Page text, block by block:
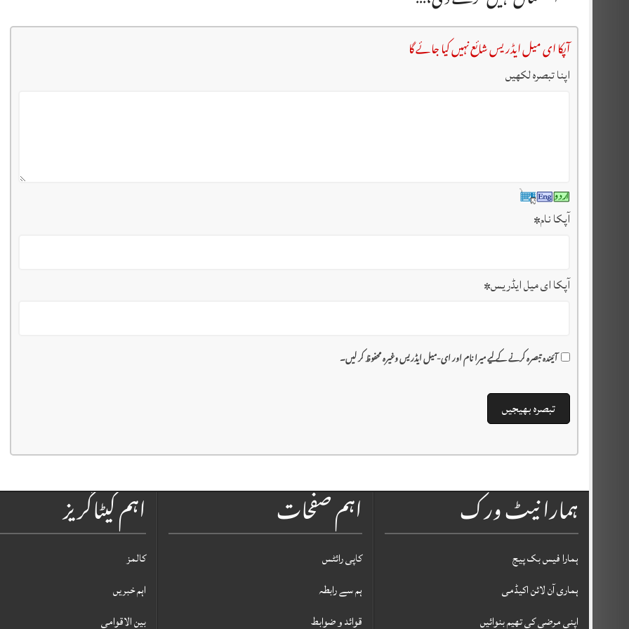
آپکا ای میل ایڈریس شائع نہیں کیا جائے گا
اپنا تبصرہ لکھیں
آپکا نام*
آپکا ای میل ایڈریس*
آئیندہ تبصرہ کرنے کے لیے میرا نام اور ای-میل ایڈریس وغیرہ محفوظ کر لیں۔
اہم کیٹاگریز
کالمز
اہم خبریں
بین الاقوامی
اہم صفحات
کاپی رائٹس
ہم سے رابطہ
قوائد و ضوابط
ہمارا نیٹ ورک
ہمارا فیس بک پیج
ہماری آن لائن اکیڈمی
اپنی مرضی کی تھیم بنوائیں